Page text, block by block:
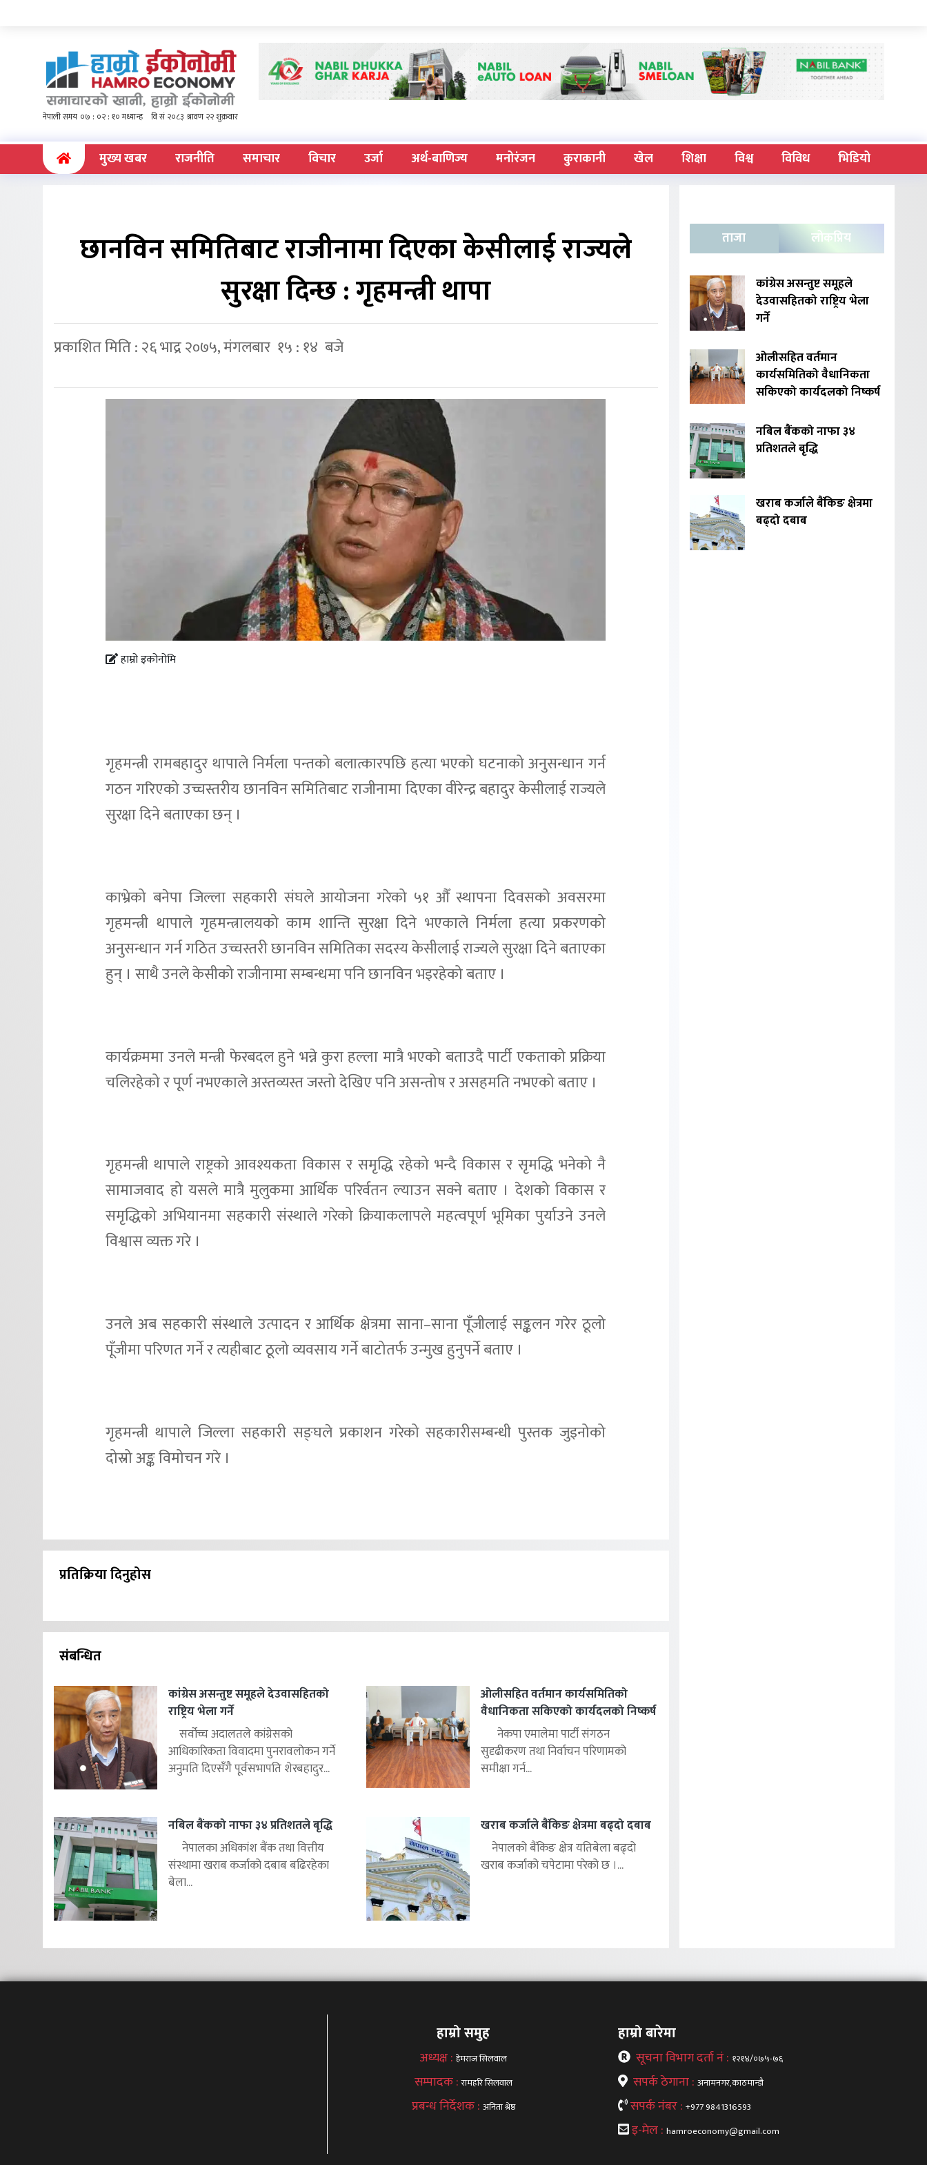
(current)मुख्य खबर राजनीति समाचार विचार उर्जा अर्थ-बाणिज्य मनोरंजन कुराकानी खेल शिक्षा विश्व विविध भिडियो
छानविन समितिबाट राजीनामा दिएका केसीलाई राज्यले
सुरक्षा दिन्छ : गृहमन्त्री थापा
प्रकाशित मिति : २६ भाद्र २०७५, मंगलबार १५ : १४ बजे
हाम्रो इकोनोमि
गृहमन्त्री रामबहादुर थापाले निर्मला पन्तको बलात्कारपछि हत्या भएको घटनाको अनुसन्धान गर्न
गठन गरिएको उच्चस्तरीय छानविन समितिबाट राजीनामा दिएका वीरेन्द्र बहादुर केसीलाई राज्यले
सुरक्षा दिने बताएका छन् ।
काभ्रेको बनेपा जिल्ला सहकारी संघले आयोजना गरेको ५१ औँ स्थापना दिवसको अवसरमा
गृहमन्त्री थापाले गृहमन्त्रालयको काम शान्ति सुरक्षा दिने भएकाले निर्मला हत्या प्रकरणको
अनुसन्धान गर्न गठित उच्चस्तरी छानविन समितिका सदस्य केसीलाई राज्यले सुरक्षा दिने बताएका
हुन् । साथै उनले केसीको राजीनामा सम्बन्धमा पनि छानविन भइरहेको बताए ।
कार्यक्रममा उनले मन्त्री फेरबदल हुने भन्ने कुरा हल्ला मात्रै भएको बताउदै पार्टी एकताको प्रक्रिया
चलिरहेको र पूर्ण नभएकाले अस्तव्यस्त जस्तो देखिए पनि असन्तोष र असहमति नभएको बताए ।
गृहमन्त्री थापाले राष्ट्रको आवश्यकता विकास र समृद्धि रहेको भन्दै विकास र सृमद्धि भनेको नै
सामाजवाद हो यसले मात्रै मुलुकमा आर्थिक परिर्वतन ल्याउन सक्ने बताए । देशको विकास र
समृद्धिको अभियानमा सहकारी संस्थाले गरेको क्रियाकलापले महत्वपूर्ण भूमिका पुर्याउने उनले
विश्वास व्यक्त गरे ।
उनले अब सहकारी संस्थाले उत्पादन र आर्थिक क्षेत्रमा साना–साना पूँजीलाई सङ्कलन गरेर ठूलो
पूँजीमा परिणत गर्ने र त्यहीबाट ठूलो व्यवसाय गर्ने बाटोतर्फ उन्मुख हुनुपर्ने बताए ।
गृहमन्त्री थापाले जिल्ला सहकारी सङ्घले प्रकाशन गरेको सहकारीसम्बन्धी पुस्तक जुइनोको
दोस्रो अङ्क विमोचन गरे ।
प्रतिक्रिया दिनुहोस
संबन्धित
कांग्रेस असन्तुष्ट समूहले देउवासहितको
राष्ट्रिय भेला गर्ने
सर्वोच्च अदालतले कांग्रेसको
आधिकारिकता विवादमा पुनरावलोकन गर्ने
अनुमति दिएसँगै पूर्वसभापति शेरबहादुर...
ओलीसहित वर्तमान कार्यसमितिको
वैधानिकता सकिएको कार्यदलको निष्कर्ष
नेकपा एमालेमा पार्टी संगठन
सुदृढीकरण तथा निर्वाचन परिणामको
समीक्षा गर्न...
नबिल बैंकको नाफा ३४ प्रतिशतले बृद्धि
नेपालका अधिकांश बैंक तथा वित्तीय
संस्थामा खराब कर्जाको दबाब बढिरहेका
बेला...
खराब कर्जाले बैंकिङ क्षेत्रमा बढ्दो दबाब
नेपालको बैंकिङ क्षेत्र यतिबेला बढ्दो
खराब कर्जाको चपेटामा परेको छ ।...
ताजा लोकप्रिय
कांग्रेस असन्तुष्ट समूहले
देउवासहितको राष्ट्रिय भेला
गर्ने
ओलीसहित वर्तमान
कार्यसमितिको वैधानिकता
सकिएको कार्यदलको निष्कर्ष
नबिल बैंकको नाफा ३४
प्रतिशतले बृद्धि
खराब कर्जाले बैंकिङ क्षेत्रमा
बढ्दो दबाब
हाम्रो समुह
अध्यक्ष :हेमराज सिलवाल
सम्पादक :रामहरि सिलवाल
प्रबन्ध निर्देशक : अनिता श्रेष्ठ
हाम्रो बारेमा
सूचना विभाग दर्ता नं : १२१४/०७५-७६
सपर्क ठेगाना : अनामनगर,काठमान्डौ
सपर्क नंबर : +977 9841316593
इ-मेल :hamroeconomy@gmail.com